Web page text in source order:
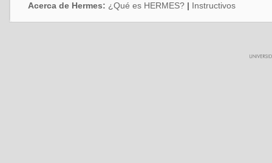
Acerca de Hermes: ¿Qué es HERMES? | Instructivos